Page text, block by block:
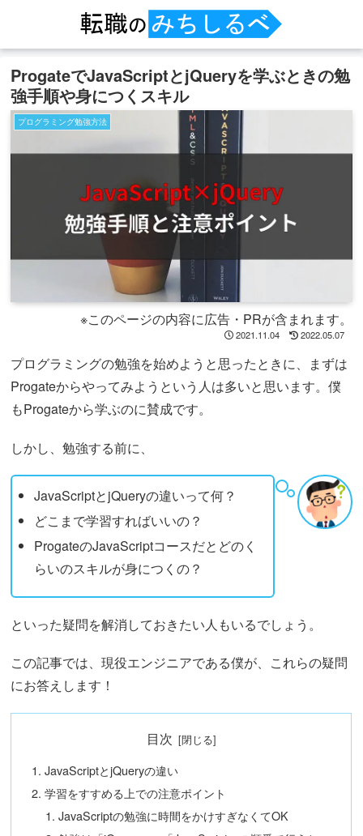
ProgateでJavaScriptとjQueryを学ぶときの勉
強手順や身につくスキル
プログラミング勉強方法
※このページの内容に広告・PRが含まれます。
2021.11.04 2022.05.07
プログラミングの勉強を始めようと思ったときに、まずは
Progateからやってみようという人は多いと思います。僕
もProgateから学ぶのに賛成です。
しかし、勉強する前に、
JavaScriptとjQueryの違いって何？
どこまで学習すればいいの？
ProgateのJavaScriptコースだとどのく
らいのスキルが身につくの？
といった疑問を解消しておきたい人もいるでしょう。
この記事では、現役エンジニアである僕が、これらの疑問
にお答えします！
目次
JavaScriptとjQueryの違い
学習をすすめる上での注意ポイント
JavaScriptの勉強に時間をかけすぎなくてOK